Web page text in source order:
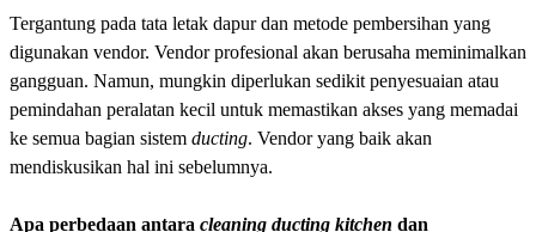
Tergantung pada tata letak dapur dan metode pembersihan yang
digunakan vendor. Vendor profesional akan berusaha meminimalkan
gangguan. Namun, mungkin diperlukan sedikit penyesuaian atau
pemindahan peralatan kecil untuk memastikan akses yang memadai
ke semua bagian sistem ducting. Vendor yang baik akan
mendiskusikan hal ini sebelumnya.
Apa perbedaan antara cleaning ducting kitchen dan